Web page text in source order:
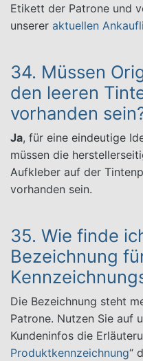
Etikett der Patrone und
unserer aktuellen
34. Müssen
den leeren
vorhanden
Ja, für eine eindeutige
müssen die
Aufkleber auf der
vorhanden sein.
35. Wie finde
Bezeichnung
Die Bezeichnung steht
Patrone. Nutzen Sie auf
Kundeninfos die
Produktkennzeichnung“